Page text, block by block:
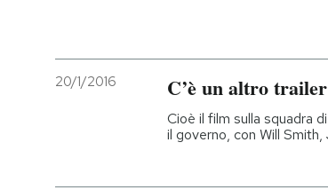
20/1/2016 C’è un altro
Cioè il film sulla squadra
il governo, con Will